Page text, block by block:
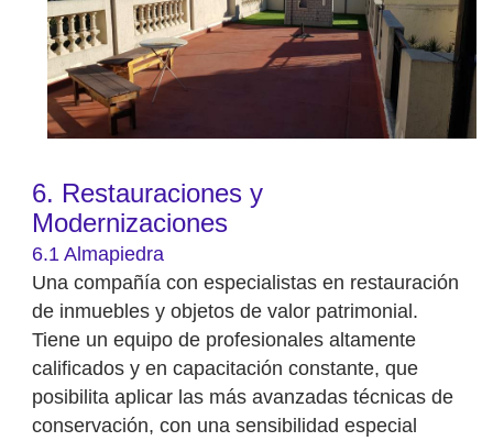
6. Restauraciones y
Modernizaciones
6.1 Almapiedra
Una compañía con especialistas en restauración
de inmuebles y objetos de valor patrimonial.
Tiene un equipo de profesionales altamente
calificados y en capacitación constante, que
posibilita aplicar las más avanzadas técnicas de
conservación, con una sensibilidad especial